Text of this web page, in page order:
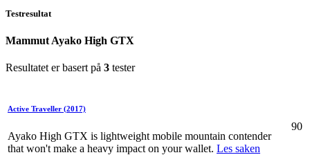
Testresultat
Mammut Ayako High GTX
Resultatet er basert på 3 tester
Active Traveller (2017)
Ayako High GTX is lightweight mobile mountain contender
that won't make a heavy impact on your wallet. Les saken
90